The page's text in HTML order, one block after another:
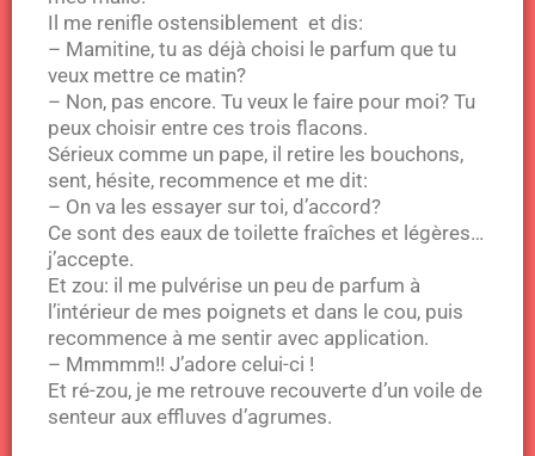
Il me renifle ostensiblement et dis:
– Mamitine, tu as déjà choisi le parfum que tu
veux mettre ce matin?
– Non, pas encore. Tu veux le faire pour moi? Tu
peux choisir entre ces trois flacons.
Sérieux comme un pape, il retire les bouchons,
sent, hésite, recommence et me dit:
– On va les essayer sur toi, d’accord?
Ce sont des eaux de toilette fraîches et légères…
j’accepte.
Et zou: il me pulvérise un peu de parfum à
l’intérieur de mes poignets et dans le cou, puis
recommence à me sentir avec application.
– Mmmmm!! J’adore celui-ci !
Et ré-zou, je me retrouve recouverte d’un voile de
senteur aux effluves d’agrumes.